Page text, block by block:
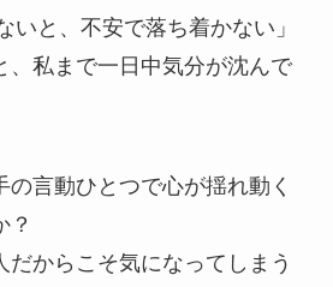
いと、不安で落ち着かない」
、私まで一日中気分が沈んで
の言動ひとつで心が揺れ動く
？
だからこそ気になってしまう